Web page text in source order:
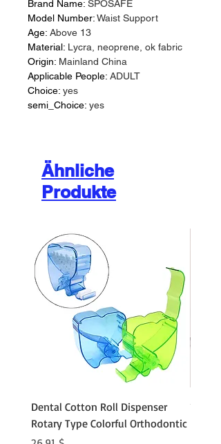
Brand Name: SPOSAFE
Model Number:Waist Support
Age: Above 13
Material: Lycra, neoprene, ok fabric
Origin: Mainland China
Applicable People: ADULT
Choice: yes
semi_Choice: yes
Ähnliche
Produkte
Dental Cotton Roll Dispenser
Rotary Type Colorful Orthodontic